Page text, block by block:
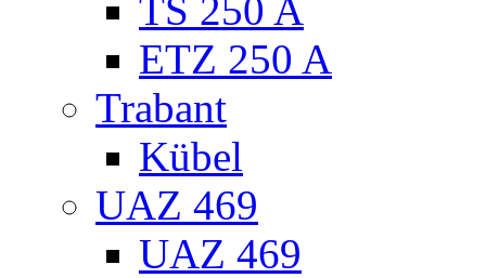
TS 250 A
ETZ 250 A
Trabant
Kübel
UAZ 469
UAZ 469